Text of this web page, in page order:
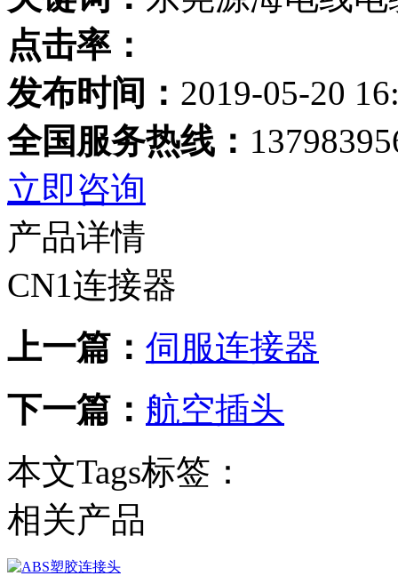
点击率：
发布时间： 2019-05-20
全国服务热线：
立即咨询
产品详情
CN1连接器
上一篇： 伺服连接器
下一篇： 航空插头
本文Tags标签：
相关产品